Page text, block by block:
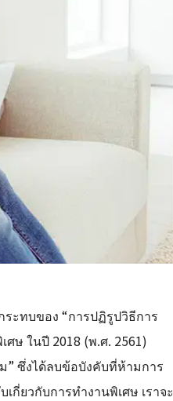
ะทบของ “การปฏิรูปวิธีการ
ษ ในปี 2018 (พ.ศ. 2561)
” ซึ่งได้ลบข้อบังคับที่ห้ามการ
ยวกับการทำงานพิเศษ เราจะ